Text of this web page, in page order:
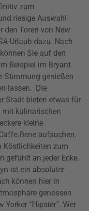
zum
riesige Auswahl
den Toren von New
Urlaub dazu. Nach
Sie auf den
Beispiel im Bryant
Stimmung genießen
lassen. Die
Stadt bieten etwas für
mit kulinarischen
kleine
Bene aufsuchen.
Köstlichkeiten zum
gefühlt an jeder Ecke.
ist ein absoluter
können hier in
genossen
“Hipster”. Wer